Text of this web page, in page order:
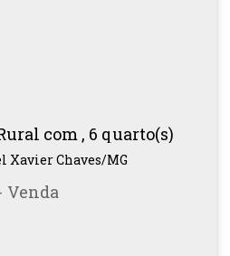
com , 6 quarto(s)
Xavier Chaves/MG
Venda